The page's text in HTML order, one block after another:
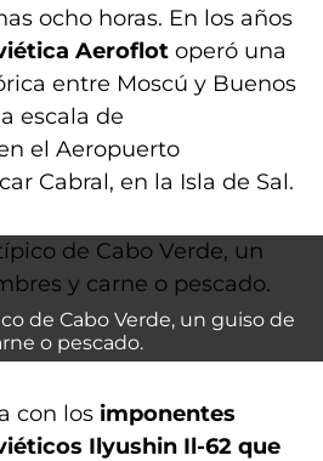
ocho horas. En los años
Aeroflot operó una
entre Moscú y Buenos
escala de
el Aeropuerto
Cabral, en la Isla de Sal.
de Cabo Verde, un guiso de
o pescado.
con los imponentes
Ilyushin Il-62 que